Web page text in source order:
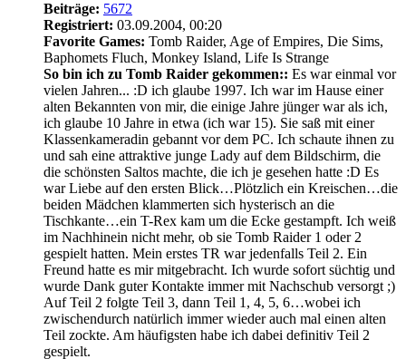
Beiträge: 5672
Registriert: 03.09.2004, 00:20
Favorite Games: Tomb Raider, Age of Empires, Die Sims,
Baphomets Fluch, Monkey Island, Life Is Strange
So bin ich zu Tomb Raider gekommen:: Es war einmal vor
vielen Jahren... :D ich glaube 1997. Ich war im Hause einer
alten Bekannten von mir, die einige Jahre jünger war als ich,
ich glaube 10 Jahre in etwa (ich war 15). Sie saß mit einer
Klassenkameradin gebannt vor dem PC. Ich schaute ihnen zu
und sah eine attraktive junge Lady auf dem Bildschirm, die
die schönsten Saltos machte, die ich je gesehen hatte :D Es
war Liebe auf den ersten Blick…Plötzlich ein Kreischen…die
beiden Mädchen klammerten sich hysterisch an die
Tischkante…ein T-Rex kam um die Ecke gestampft. Ich weiß
im Nachhinein nicht mehr, ob sie Tomb Raider 1 oder 2
gespielt hatten. Mein erstes TR war jedenfalls Teil 2. Ein
Freund hatte es mir mitgebracht. Ich wurde sofort süchtig und
wurde Dank guter Kontakte immer mit Nachschub versorgt ;)
Auf Teil 2 folgte Teil 3, dann Teil 1, 4, 5, 6…wobei ich
zwischendurch natürlich immer wieder auch mal einen alten
Teil zockte. Am häufigsten habe ich dabei definitiv Teil 2
gespielt.